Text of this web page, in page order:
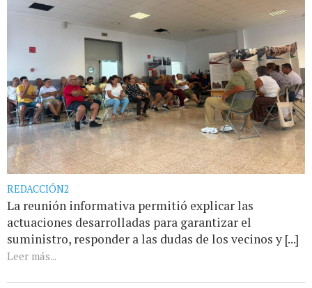
REDACCIÓN2
La reunión informativa permitió explicar las
actuaciones desarrolladas para garantizar el
suministro, responder a las dudas de los vecinos y [...]
Leer más...